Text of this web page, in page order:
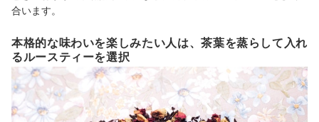
合います。
本格的な味わいを楽しみたい人は、茶葉を蒸らして入れ
るルースティーを選択